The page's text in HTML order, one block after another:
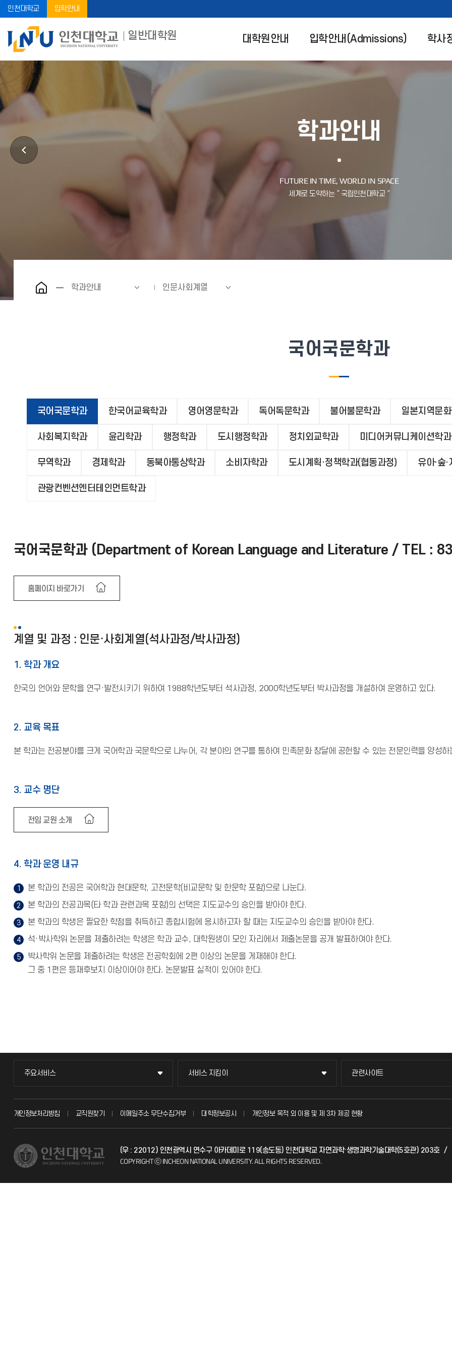
인천대학교 입학안내
일반대학원 대학원안내 입학안내(Admissions) 학사
학과안내
학과안내 인문사회계열
국어국문학과
국어국문학과 한국어교육학과 영어영문학과 독어독문학과 불어불문학과 일본지역문
사회복지학과 윤리학과 행정학과 도시행정학과 정치외교학과 미디어커뮤니케이션학과
무역학과 경제학과 동북아통상학과 소비자학과 도시계획·정책학과(협동과정) 유아·숲
관광컨벤션엔터테인먼트학과
국어국문학과 (Department of Korean Language and Literature / TEL :
홈페이지 바로가기
계열 및 과정 : 인문·사회계열(석사과정/박사과정)
1. 학과 개요
한국의 언어와 문학을 연구·발전시키기 위하여 1988학년도부터 석사과정, 2000학년도부터 박사과정을 개설하여 운영하고 있다.
2. 교육 목표
본 학과는 전공분야를 크게 국어학과 국문학으로 나누어, 각 분야의 연구를 통하여 민족문화 창달에 공헌할 수 있는 전문인력을 양성
3. 교수 명단
전임 교원 소개
4. 학과 운영 내규
본 학과의 전공은 국어학과 현대문학, 고전문학(비교문학 및 한문학 포함)으로 나눈다.
본 학과의 전공과목(타 학과 관련과목 포함)의 선택은 지도교수의 승인을 받아야 한다.
본 학과의 학생은 필요한 학점을 취득하고 종합시험에 응시하고자 할 때는 지도교수의 승인을 받아야 한다.
석·박사학위 논문을 제출하려는 학생은 학과 교수, 대학원생이 모인 자리에서 제출논문을 공개 발표하여야 한다.
박사학위 논문을 제출하려는 학생은 전공학회에 2편 이상의 논문을 게재해야 한다.
그 중 1편은 등재후보지 이상이어야 한다. 논문발표 실적이 있어야 한다.
주요서비스
주요서비스
교무회의방송
시설예약
서비스 지킴이
서비스 지킴이
묻고 답하기
자주 묻는 질문(FAQ)
관련사이트
관련사이트
국방헬프콜
산학협력단
개인정보처리방침 교직원찾기 이메일주소 무단수집거부 대학정보공시 개인정보 목적 외 이용 및 제 3차 제공 현황
(우 : 22012) 인천광역시 연수구 아카데미로 119(송도동) 인천대학교 자연과학·생명과학기술대학(5호관) 203호 /
COPYRIGHT ⓒ INCHEON NATIONAL UNIVERSITY.ALL RIGHTS RESERVED.